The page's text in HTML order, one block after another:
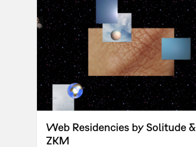
Web Residencies by Solitude &
ZKM